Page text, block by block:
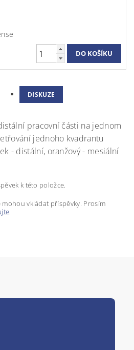
DISKUZE
pracovní části na jednom
jednoho kvadrantu
- distální, oranžový - mesiální
k této položce.
vkládat příspěvky. Prosím
.